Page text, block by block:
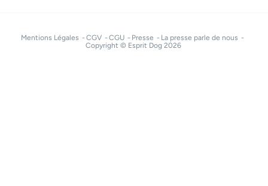
Mentions Légales CGV CGU Presse
La presse parle de nous
Copyright © Esprit Dog 2026